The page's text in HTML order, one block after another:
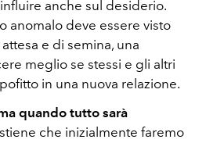
anche sul desiderio.
anomalo deve essere visto
e di semina, una
meglio se stessi e gli altri
in una nuova relazione.
quando tutto sarà
che inizialmente faremo